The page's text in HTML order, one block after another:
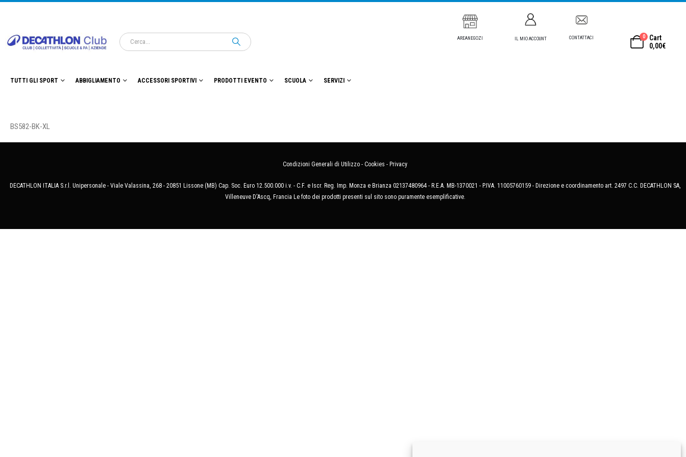
AREANEGOZI IL MIO ACCOUNT CONTATTACI 0
Cart
0,00€
TUTTI GLI SPORT ABBIGLIAMENTO ACCESSORI SPORTIVI PRODOTTI EVENTO SCUOLA SERVIZI
BS582-BK-XL
Condizioni Generali di Utilizzo - Cookies - Privacy
DECATHLON ITALIA S.r.l. Unipersonale - Viale Valassina, 268 - 20851 Lissone (MB) Cap. Soc. Euro 12.500.000 i.v. - C.F. e Iscr. Reg. Imp. Monza e Brianza 02137480964 - R.E.A. MB-1370021 - P.IVA. 11005760159 - Direzione e coordinamento art. 2497 C.C. DECATHLON SA,
Villeneuve D'Ascq, Francia Le foto dei prodotti presenti sul sito sono puramente esemplificative.